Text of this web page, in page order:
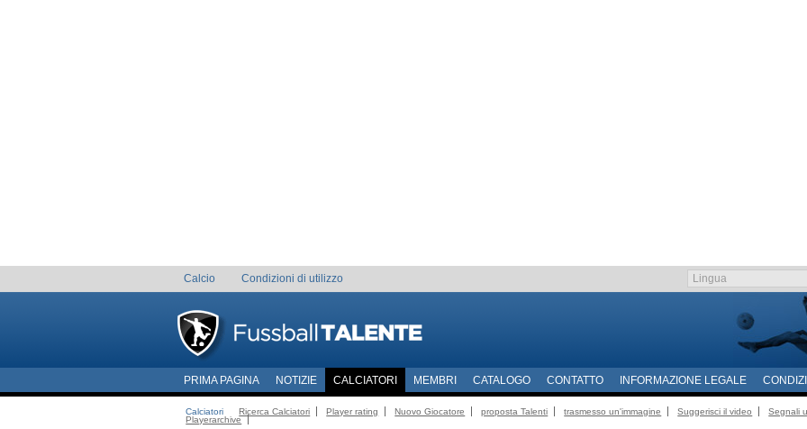
Calcio Condizioni di utilizzo
PRIMA PAGINA NOTIZIE CALCIATORI MEMBRI CATALOGO CONTATTO INFORMAZIONE LEGALE
Calciatori Ricerca Calciatori Player rating Nuovo Giocatore proposta Talenti trasmesso un'immagine Suggerisci il video
Segnali
Playerarchive